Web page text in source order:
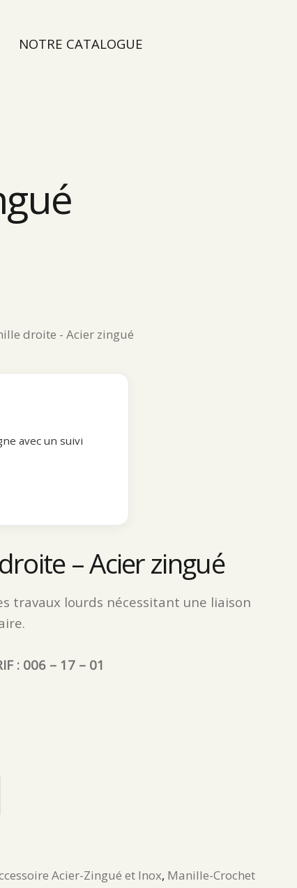
NOTRE CATALOGUE
droite - Acier zingué
avec un suivi
– Acier zingué
travaux lourds nécessitant une liaison
: 006 – 17 – 01
Acier-Zingué et Inox, Manille-Crochet